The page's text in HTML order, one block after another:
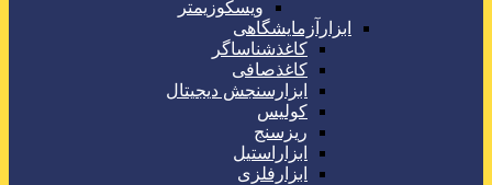
ویسکوزیمتر
ابزارآزمایشگاهی
کاغذشناساگر
کاغذصافی
ابزارسنجش دیجیتال
کولیس
ریزسنج
ابزاراستیل
ابزارفلزی